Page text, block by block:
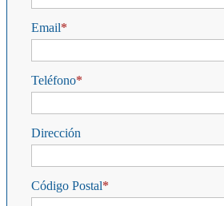
Email
Teléfono
Dirección
Código Postal